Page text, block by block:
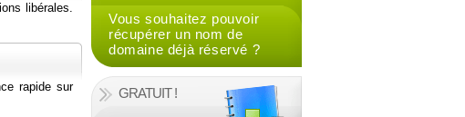
libérales.
rapide sur
Vous souhaitez pouvoir
récupérer un nom de
domaine déjà réservé ?
GRATUIT !